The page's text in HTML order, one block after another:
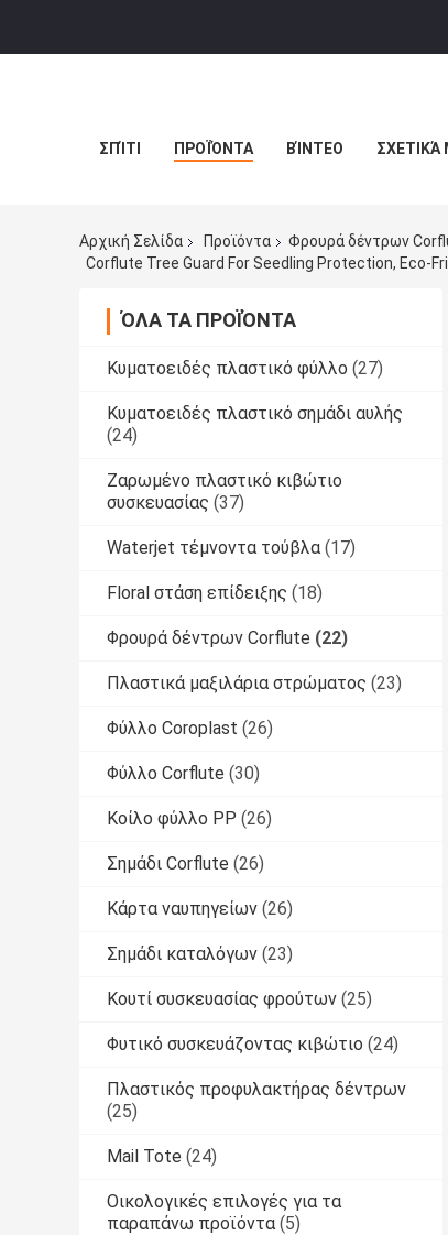
ΣΠΊΤΙ ΠΡΟΪΌΝΤΑ ΒΊΝΤΕΟ ΣΧΕΤΙΚΆ
Αρχική Σελίδα Προϊόντα
Φρουρά δέντρων
ΌΛΑ ΤΑ ΠΡΟΪΌΝΤΑ
Κυματοειδές πλαστικό φύλλο (27)
Κυματοειδές πλαστικό σημάδι αυλής
(24)
Ζαρωμένο πλαστικό κιβώτιο
συσκευασίας (37)
Waterjet τέμνοντα τούβλα (17)
Floral στάση επίδειξης (18)
Φρουρά δέντρων Corflute (22)
Πλαστικά μαξιλάρια στρώματος (23)
Φύλλο Coroplast (26)
Φύλλο Corflute (30)
Κοίλο φύλλο PP (26)
Σημάδι Corflute (26)
Κάρτα ναυπηγείων (26)
Σημάδι καταλόγων (23)
Κουτί συσκευασίας φρούτων (25)
Φυτικό συσκευάζοντας κιβώτιο (24)
Πλαστικός προφυλακτήρας δέντρων
(25)
Mail Tote (24)
Οικολογικές επιλογές για τα
παραπάνω προϊόντα (5)